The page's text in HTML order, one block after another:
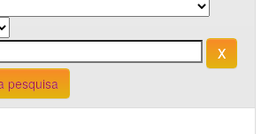
pesquisa